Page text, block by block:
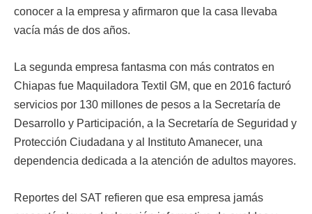
conocer a la empresa y afirmaron que la casa llevaba
vacía más de dos años.
La segunda empresa fantasma con más contratos en
Chiapas fue Maquiladora Textil GM, que en 2016 facturó
servicios por 130 millones de pesos a la Secretaría de
Desarrollo y Participación, a la Secretaría de Seguridad y
Protección Ciudadana y al Instituto Amanecer, una
dependencia dedicada a la atención de adultos mayores.
Reportes del SAT refieren que esa empresa jamás